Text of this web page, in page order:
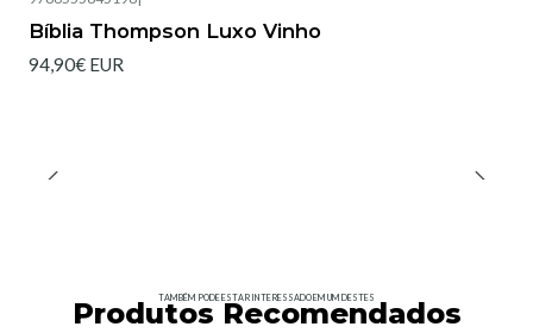
Bíblia Thompson Luxo Vinho
94,90€ EUR
TAMBÉM PODE ESTAR INTERESSADO EM UM DESTES
Produtos Recomendados